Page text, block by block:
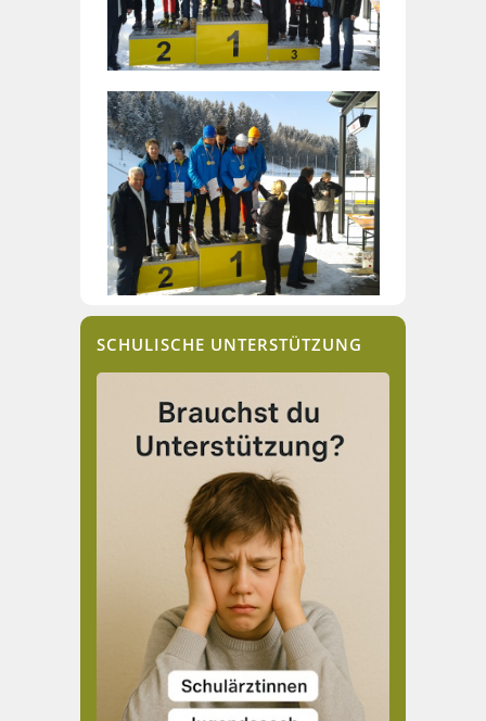
SCHULISCHE UNTERSTÜTZUNG